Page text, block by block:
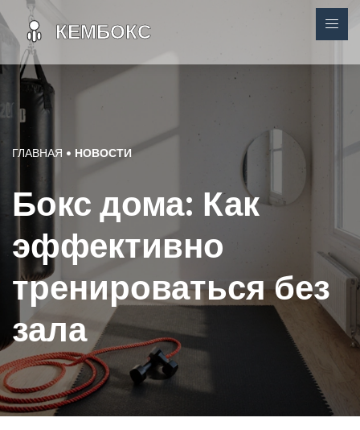
ГЛАВНАЯ НОВОСТИ
Бокс дома: Как
эффективно
тренироваться без
зала